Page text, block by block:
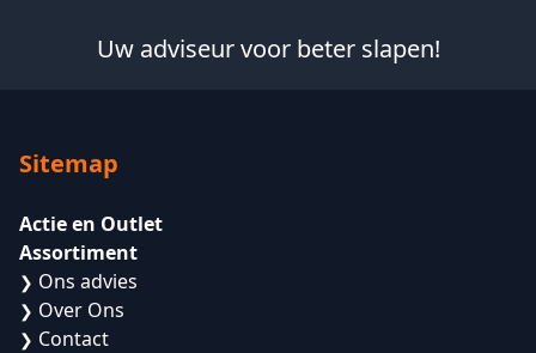
Uw adviseur voor beter slapen!
Sitemap
Actie en Outlet
Assortiment
❯ Ons advies
❯ Over Ons
❯ Contact